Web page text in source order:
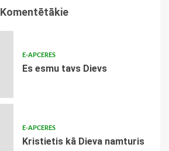
Komentētākie
E-APCERES
Es esmu tavs Dievs
E-APCERES
Kristietis kā Dieva namturis